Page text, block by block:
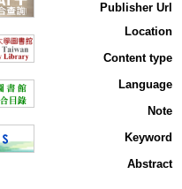
Publisher Url
Location
Content type
Language
Note
Keyword
Abstract